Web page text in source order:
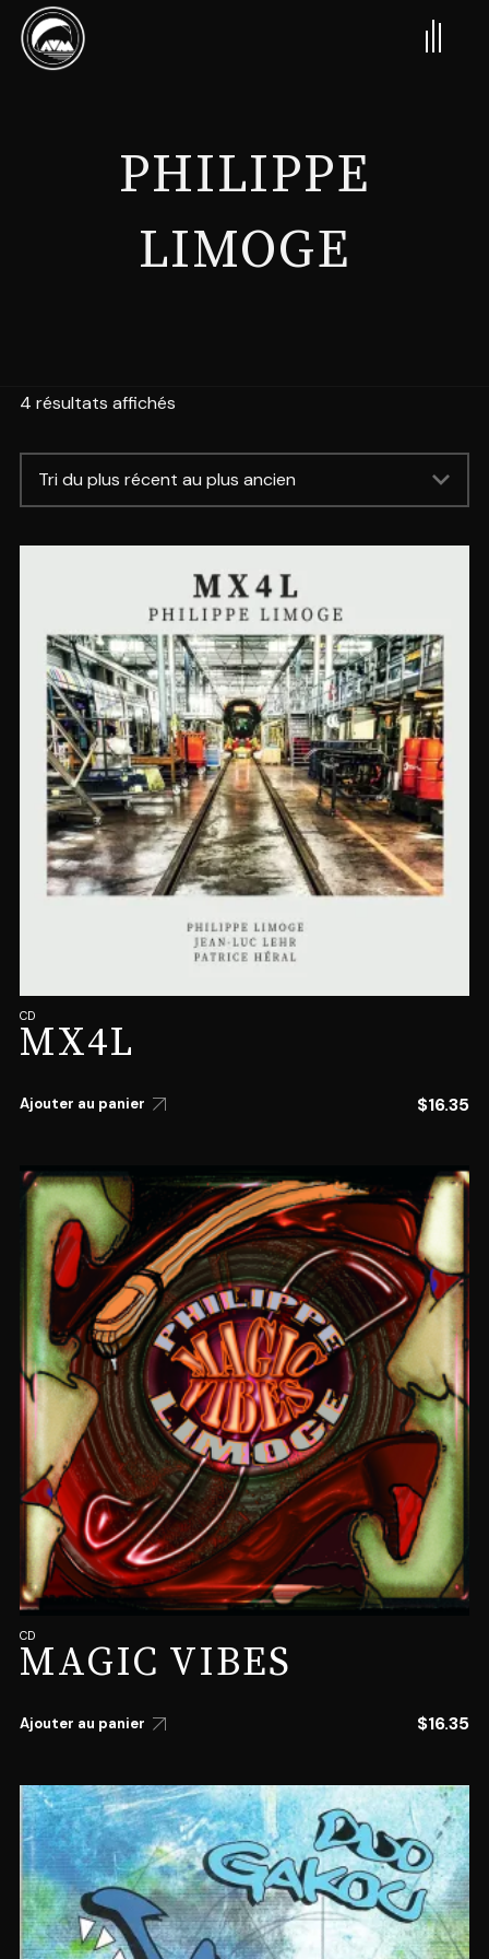
PHILIPPE
LIMOGE
4 résultats affichés
CD
MX4L
Ajouter au panier $16.35
CD
MAGIC VIBES
Ajouter au panier $16.35